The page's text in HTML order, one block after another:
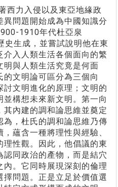
力入侵以及東亞地緣政
問題開始成為中國知識分
1910年代杜亞泉
史生成，並嘗試說明他在東
入人類生活各個面向的繁
明與人類生活究竟是何面
文明論可區分為三個向
討文明進化的原理；文明的
構想未來新文明。第一向
其內建的調和論思維並奠定
，杜氏的調和論思維乃傳
蘊含一種將理性與經驗、
性觀。因此，他倡議的東
同政治的產物，而是結穴
。它同時展現深刻的倫理
問題。正是立足於價值選